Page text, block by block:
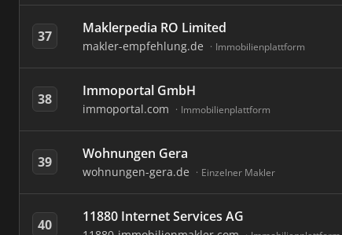
37 Maklerpedia RO Limited
makler-empfehlung.de Immobilienplattform
38 Immoportal GmbH
immoportal.com Immobilienplattform
39 Wohnungen Gera
wohnungen-gera.de Einzelner Makler
40 11880 Internet Services AG